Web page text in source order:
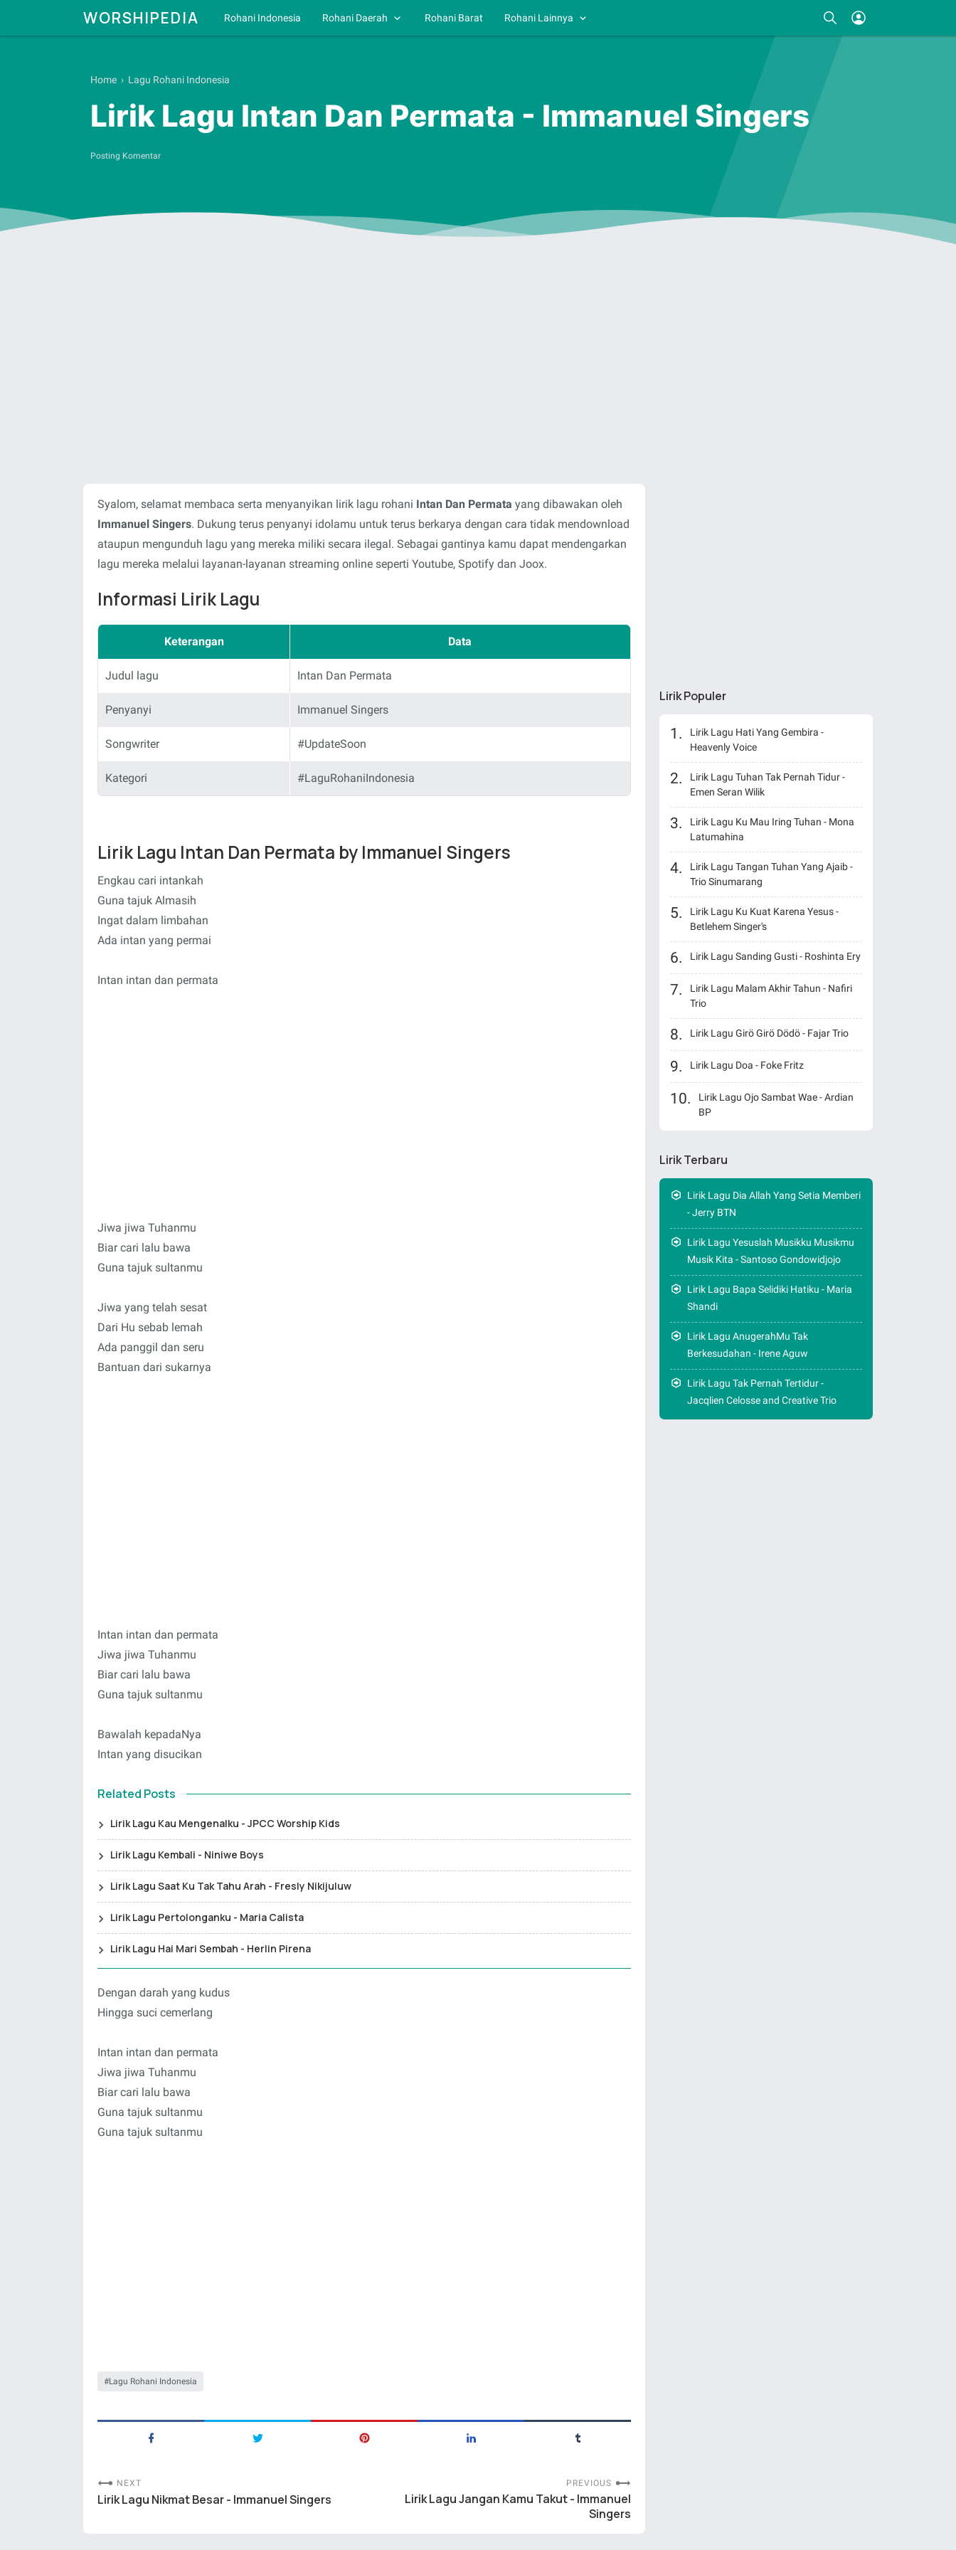
WORSHIPEDIA Rohani Indonesia Rohani Daerah Rohani Barat Rohani Lainnya
Home › Lagu Rohani Indonesia
Lirik Lagu Intan Dan Permata - Immanuel Singers
Posting Komentar
Syalom, selamat membaca serta menyanyikan lirik lagu rohani Intan Dan Permata yang dibawakan oleh
Immanuel Singers. Dukung terus penyanyi idolamu untuk terus berkarya dengan cara tidak mendownload
ataupun mengunduh lagu yang mereka miliki secara ilegal. Sebagai gantinya kamu dapat mendengarkan
lagu mereka melalui layanan-layanan streaming online seperti Youtube, Spotify dan Joox.
Informasi Lirik Lagu
Keterangan Data
Judul lagu Intan Dan Permata
Penyanyi Immanuel Singers
Songwriter #UpdateSoon
Kategori #LaguRohaniIndonesia
Lirik Lagu Intan Dan Permata by Immanuel Singers
Engkau cari intankah
Guna tajuk Almasih
Ingat dalam limbahan
Ada intan yang permai
Intan intan dan permata
Jiwa jiwa Tuhanmu
Biar cari lalu bawa
Guna tajuk sultanmu
Jiwa yang telah sesat
Dari Hu sebab lemah
Ada panggil dan seru
Bantuan dari sukarnya
Intan intan dan permata
Jiwa jiwa Tuhanmu
Biar cari lalu bawa
Guna tajuk sultanmu
Bawalah kepadaNya
Intan yang disucikan
Related Posts
Lirik Lagu Kau Mengenalku - JPCC Worship Kids
Lirik Lagu Kembali - Niniwe Boys
Lirik Lagu Saat Ku Tak Tahu Arah - Fresly Nikijuluw
Lirik Lagu Pertolonganku - Maria Calista
Lirik Lagu Hai Mari Sembah - Herlin Pirena
Dengan darah yang kudus
Hingga suci cemerlang
Intan intan dan permata
Jiwa jiwa Tuhanmu
Biar cari lalu bawa
Guna tajuk sultanmu
Guna tajuk sultanmu
Lagu Rohani Indonesia
NEXT
Lirik Lagu Nikmat Besar - Immanuel Singers
PREVIOUS
Lirik Lagu Jangan Kamu Takut - Immanuel
Singers
Lirik Populer
Lirik Lagu Hati Yang Gembira -
Heavenly Voice
Lirik Lagu Tuhan Tak Pernah Tidur -
Emen Seran Wilik
Lirik Lagu Ku Mau Iring Tuhan - Mona
Latumahina
Lirik Lagu Tangan Tuhan Yang Ajaib -
Trio Sinumarang
Lirik Lagu Ku Kuat Karena Yesus -
Betlehem Singer's
Lirik Lagu Sanding Gusti - Roshinta Ery
Lirik Lagu Malam Akhir Tahun - Nafiri
Trio
Lirik Lagu Girö Girö Dödö - Fajar Trio
Lirik Lagu Doa - Foke Fritz
Lirik Lagu Ojo Sambat Wae - Ardian
BP
Lirik Terbaru
Lirik Lagu Dia Allah Yang Setia Memberi
- Jerry BTN
Lirik Lagu Yesuslah Musikku Musikmu
Musik Kita - Santoso Gondowidjojo
Lirik Lagu Bapa Selidiki Hatiku - Maria
Shandi
Lirik Lagu AnugerahMu Tak
Berkesudahan - Irene Aguw
Lirik Lagu Tak Pernah Tertidur -
Jacqlien Celosse and Creative Trio